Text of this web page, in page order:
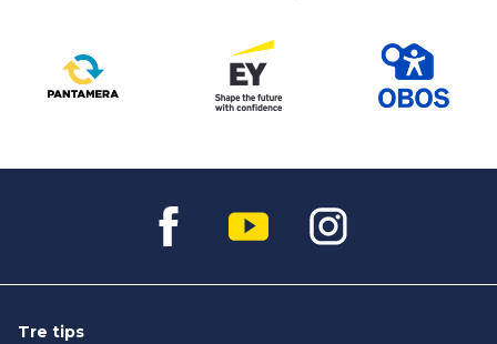
Tre tips